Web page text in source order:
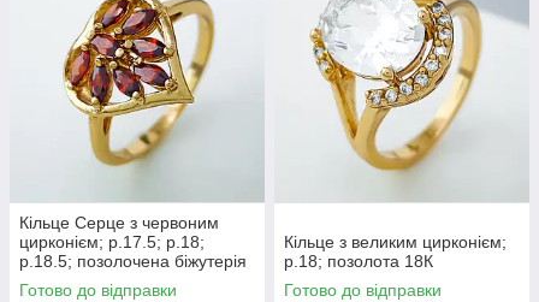
Кільце Серце з червоним
цирконієм; р.17.5; р.18;
р.18.5; позолочена біжутерія
Xuping
Готово до відправки
Кільце з великим цирконієм;
р.18; позолота 18К
Готово до відправки